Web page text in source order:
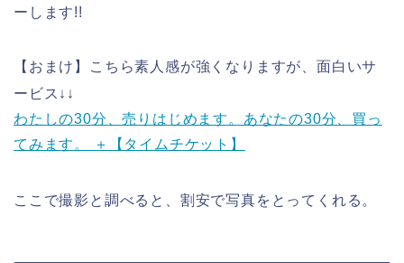
ーします!!
【おまけ】こちら素人感が強くなりますが、面白いサ
ービス↓↓
わたしの30分、売りはじめます。あなたの30分、買っ
てみます。 ＋【タイムチケット】
ここで撮影と調べると、割安で写真をとってくれる。